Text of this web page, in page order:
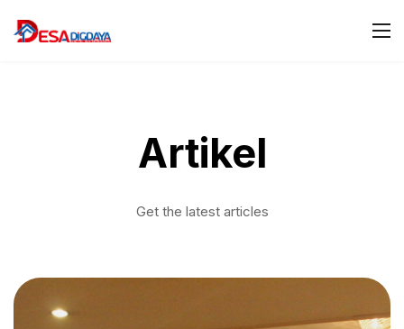
Artikel
Get the latest articles